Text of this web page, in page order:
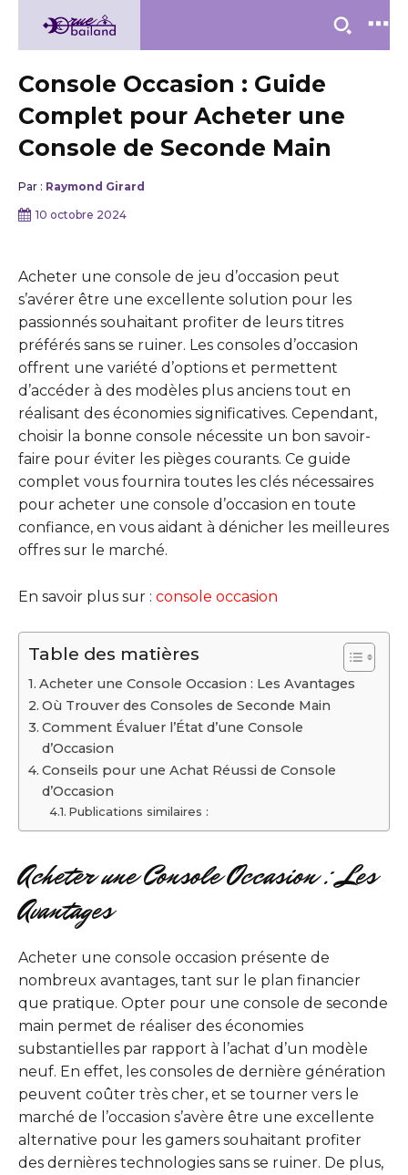
Console Occasion : Guide
Complet pour Acheter une
Console de Seconde Main
Par : Raymond Girard
10 octobre 2024
Acheter une console de jeu d’occasion peut
s’avérer être une excellente solution pour les
passionnés souhaitant profiter de leurs titres
préférés sans se ruiner. Les consoles d’occasion
offrent une variété d’options et permettent
d’accéder à des modèles plus anciens tout en
réalisant des économies significatives. Cependant,
choisir la bonne console nécessite un bon savoir-
faire pour éviter les pièges courants. Ce guide
complet vous fournira toutes les clés nécessaires
pour acheter une console d’occasion en toute
confiance, en vous aidant à dénicher les meilleures
offres sur le marché.
En savoir plus sur : console occasion
Table des matières
Acheter une Console Occasion : Les Avantages
Où Trouver des Consoles de Seconde Main
Comment Évaluer l’État d’une Console
d’Occasion
Conseils pour une Achat Réussi de Console
d’Occasion
Publications similaires :
Acheter une Console Occasion : Les
Avantages
Acheter une console occasion présente de
nombreux avantages, tant sur le plan financier
que pratique. Opter pour une console de seconde
main permet de réaliser des économies
substantielles par rapport à l’achat d’un modèle
neuf. En effet, les consoles de dernière génération
peuvent coûter très cher, et se tourner vers le
marché de l’occasion s’avère être une excellente
alternative pour les gamers souhaitant profiter
des dernières technologies sans se ruiner. De plus,